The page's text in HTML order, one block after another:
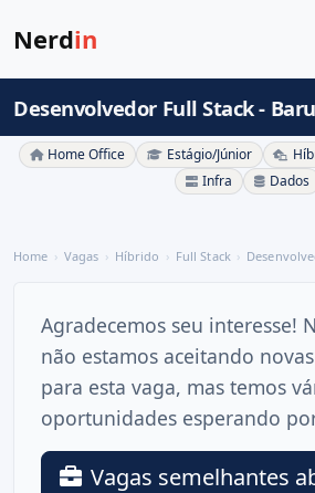
Nerdin
Desenvolvedor Full Stack -
Home Office Estágio/Júnior
Infra
Dados
Home Vagas Híbrido Full Stack
Agradecemos seu interesse!
não estamos aceitando
para esta vaga, mas temos
oportunidades esperando
Vagas semelhantes